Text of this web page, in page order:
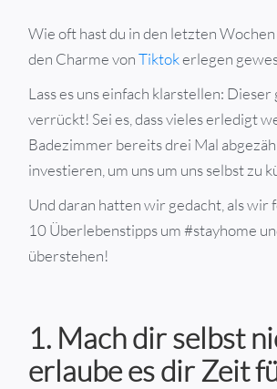
Wie oft hast du in den letzten
den Charme vonTiktokerlegen
Lass es uns einfach klarstellen:
verrückt! Sei es, dass vieles erledigt
Badezimmer bereits drei Mal
investieren, um uns um uns selbst zu
Und daran hatten wir gedacht, als
10 Überlebenstipps um #stayhome
überstehen!
1. Mach dir selbst
erlaube es dir Zeit